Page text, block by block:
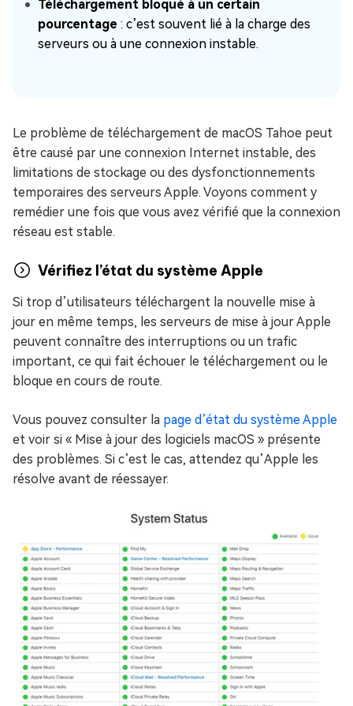
Téléchargement bloqué à un certain
pourcentage : c’est souvent lié à la charge des
serveurs ou à une connexion instable.
Le problème de téléchargement de macOS Tahoe peut
être causé par une connexion Internet instable, des
limitations de stockage ou des dysfonctionnements
temporaires des serveurs Apple. Voyons comment y
remédier une fois que vous avez vérifié que la connexion
réseau est stable.
Vérifiez l’état du système Apple
Si trop d’utilisateurs téléchargent la nouvelle mise à
jour en même temps, les serveurs de mise à jour Apple
peuvent connaître des interruptions ou un trafic
important, ce qui fait échouer le téléchargement ou le
bloque en cours de route.
Vous pouvez consulter la page d’état du système Apple
et voir si « Mise à jour des logiciels macOS » présente
des problèmes. Si c’est le cas, attendez qu’Apple les
résolve avant de réessayer.